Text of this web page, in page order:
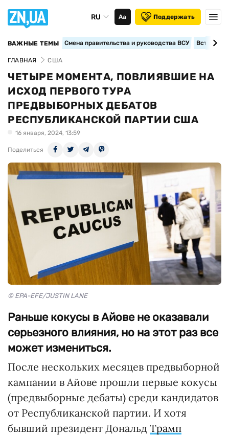
RU Аа Поддержать
ВАЖНЫЕ ТЕМЫ Смена правительства и руководства ВСУ
ГЛАВНАЯ США
ЧЕТЫРЕ МОМЕНТА, ПОВЛИЯВШИЕ НА
ИСХОД ПЕРВОГО ТУРА
ПРЕДВЫБОРНЫХ ДЕБАТОВ
РЕСПУБЛИКАНСКОЙ ПАРТИИ США
16 января, 2024, 13:59
Поделиться
© EPA-EFE/JUSTIN LANE
Раньше кокусы в Айове не оказавали
серьезного влияния, но на этот раз все
может измениться.
После нескольких месяцев предвыборной
кампании в Айове прошли первые кокусы
(предвыборные дебаты) среди кандидатов
от Республиканской партии. И хотя
бывший президент Дональд Трамп